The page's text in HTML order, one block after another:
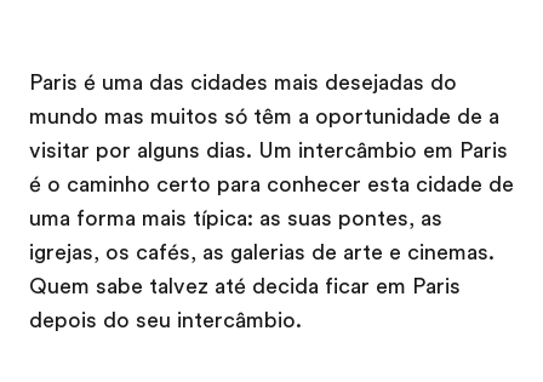
Quem somos
Carreiras
Junte-se a nós
Paris é uma das cidades mais desejadas do
mundo mas muitos só têm a oportunidade de a
visitar por alguns dias. Um intercâmbio em Paris
é o caminho certo para conhecer esta cidade de
uma forma mais típica: as suas pontes, as
igrejas, os cafés, as galerias de arte e cinemas.
Quem sabe talvez até decida ficar em Paris
depois do seu intercâmbio.